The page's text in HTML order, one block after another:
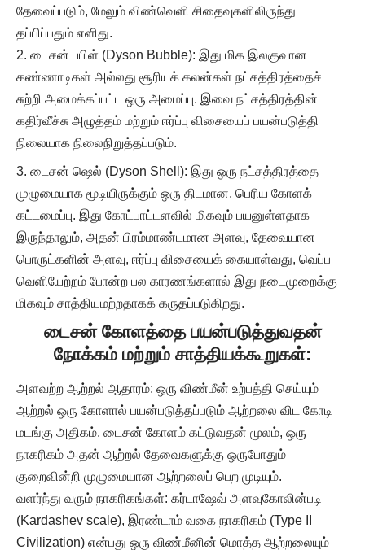
தேவைப்படும், மேலும் விண்வெளி சிதைவுகளிலிருந்து
தப்பிப்பதும் எளிது.
டைசன் பபிள் (Dyson Bubble): இது மிக இலகுவான
கண்ணாடிகள் அல்லது சூரியக் கலன்கள் நட்சத்திரத்தைச்
சுற்றி அமைக்கப்பட்ட ஒரு அமைப்பு. இவை நட்சத்திரத்தின்
கதிர்வீச்சு அழுத்தம் மற்றும் ஈர்ப்பு விசையைப் பயன்படுத்தி
நிலையாக நிலைநிறுத்தப்படும்.
டைசன் ஷெல் (Dyson Shell): இது ஒரு நட்சத்திரத்தை
முழுமையாக மூடியிருக்கும் ஒரு திடமான, பெரிய கோளக்
கட்டமைப்பு. இது கோட்பாட்டளவில் மிகவும் பயனுள்ளதாக
இருந்தாலும், அதன் பிரம்மாண்டமான அளவு, தேவையான
பொருட்களின் அளவு, ஈர்ப்பு விசையைக் கையாள்வது, வெப்ப
வெளியேற்றம் போன்ற பல காரணங்களால் இது நடைமுறைக்கு
மிகவும் சாத்தியமற்றதாகக் கருதப்படுகிறது.
டைசன் கோளத்தை பயன்படுத்துவதன்
நோக்கம் மற்றும் சாத்தியக்கூறுகள்:
அளவற்ற ஆற்றல் ஆதாரம்: ஒரு விண்மீன் உற்பத்தி செய்யும்
ஆற்றல் ஒரு கோளால் பயன்படுத்தப்படும் ஆற்றலை விட கோடி
மடங்கு அதிகம். டைசன் கோளம் கட்டுவதன் மூலம், ஒரு
நாகரிகம் அதன் ஆற்றல் தேவைகளுக்கு ஒருபோதும்
குறைவின்றி முழுமையான ஆற்றலைப் பெற முடியும்.
வளர்ந்து வரும் நாகரிகங்கள்: கர்டாஷேவ் அளவுகோலின்படி
(Kardashev scale), இரண்டாம் வகை நாகரிகம் (Type II
Civilization) என்பது ஒரு விண்மீனின் மொத்த ஆற்றலையும்